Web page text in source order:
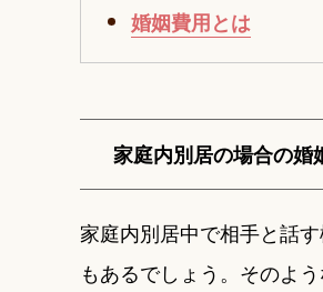
婚姻費用とは
家庭内別居の場合の婚
家庭内別居中で相手と話
もあるでしょう。そのよ